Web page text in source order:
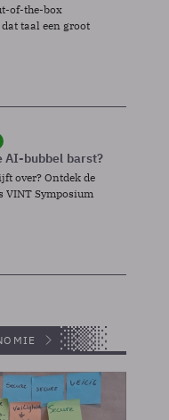
of-the-box
taal een groot
AI-bubbel barst?
over? Ontdek de
VINT Symposium